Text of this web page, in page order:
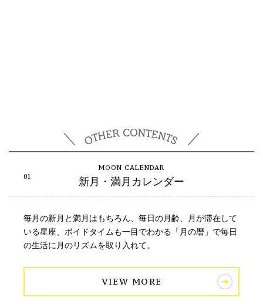
新月・満月カレンダー
毎月の新月と満月はもちろん、毎日の月齢、月が滞在して
いる星座、ボイドタイムも一目でわかる「月の暦」で毎日
の生活に月のリズムを取り入れて。
VIEW MORE